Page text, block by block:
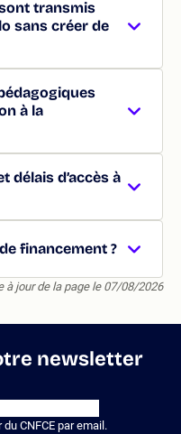
transmis
sans créer de
à la
délais d’accès à
financement ?
à jour de la page le 07/08/2026
newsletter
CNFCE par email.